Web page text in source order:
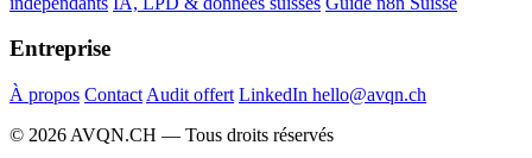
Entreprise
À propos Contact Audit offert LinkedIn hello@avqn.ch
© 2026 AVQN.CH — Tous droits réservés